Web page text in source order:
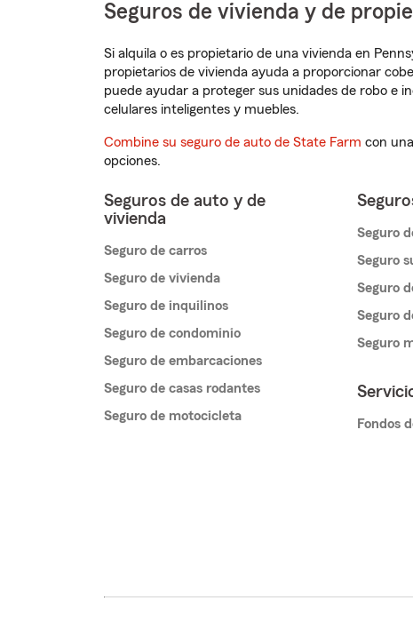
Seguros de vivienda y de
Si alquila o es propietario de una vivienda en
propietarios de vivienda ayuda a proporcionar
puede ayudar a proteger sus unidades de robo e
celulares inteligentes y muebles.
Combine su seguro de auto de State Farm con
opciones.
Seguros de auto y de
vivienda
Seguro de carros
Seguro de vivienda
Seguro de inquilinos
Seguro de condominio
Seguro de embarcaciones
Seguro de casas rodantes
Seguro de motocicleta
Seguro
Seguro
Seguro
Seguro
Seguro
Fondos